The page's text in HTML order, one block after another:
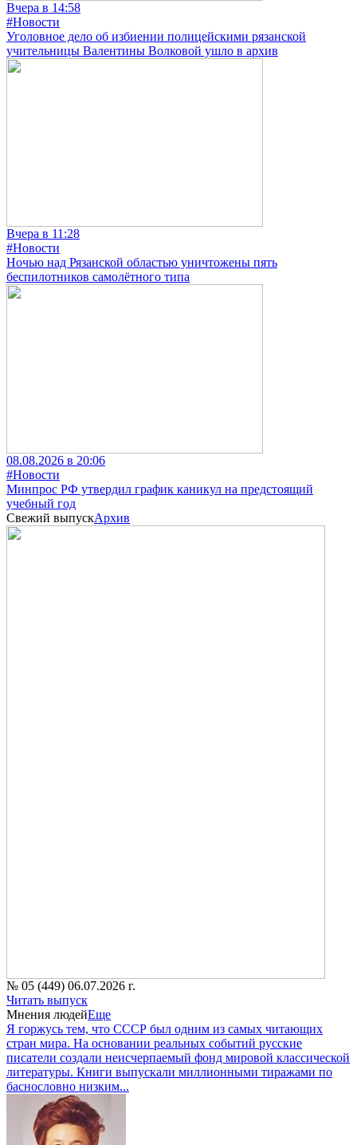
Вчера в 14:58
#Новости
Уголовное дело об избиении полицейскими рязанской
учительницы Валентины Волковой ушло в архив
Вчера в 11:28
#Новости
Ночью над Рязанской областью уничтожены пять
беспилотников самолётного типа
08.08.2026 в 20:06
#Новости
Минпрос РФ утвердил график каникул на предстоящий
учебный год
Свежий выпускАрхив
№ 05 (449) 06.07.2026 г.
Читать выпуск
Мнения людейЕще
Я горжусь тем, что СССР был одним из самых читающих
стран мира. На основании реальных событий русские
писатели создали неисчерпаемый фонд мировой классической
литературы. Книги выпускали миллионными тиражами по
баснословно низким...